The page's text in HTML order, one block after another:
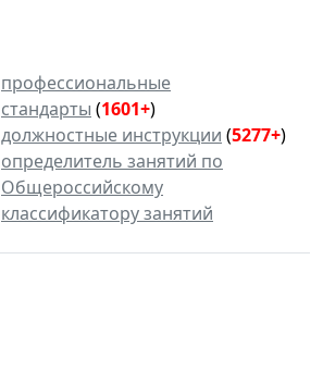
профессиональные
стандарты (1601+)
должностные инструкции (5277+)
определитель занятий по
Общероссийскому
классификатору занятий